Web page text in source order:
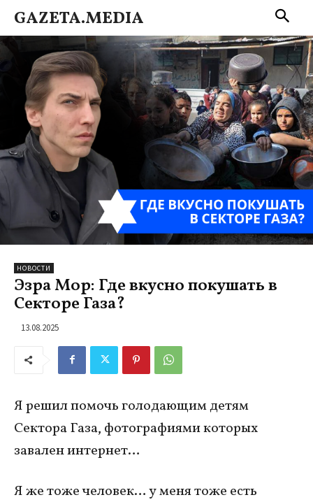
GAZETA.MEDIA
НОВОСТИ
Эзра Мор: Где вкусно покушать в
Секторе Газа?
13.08.2025
Я решил помочь голодающим детям
Сектора Газа, фотографиями которых
завален интернет…
Я же тоже человек… у меня тоже есть